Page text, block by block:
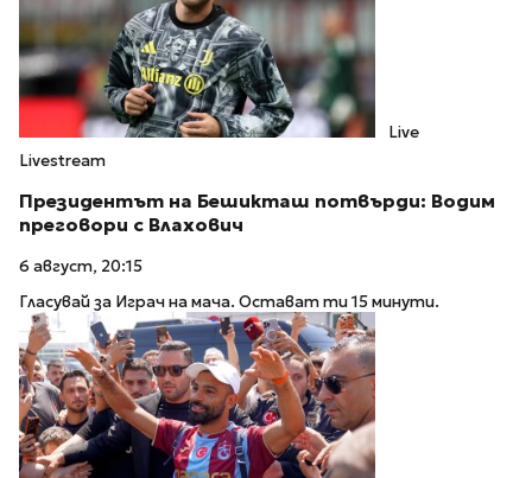
Live
Livestream
Президентът на Бешикташ потвърди: Водим
преговори с Влахович
6 август, 20:15
Гласувай за Играч на мача. Остават ти 15 минути.